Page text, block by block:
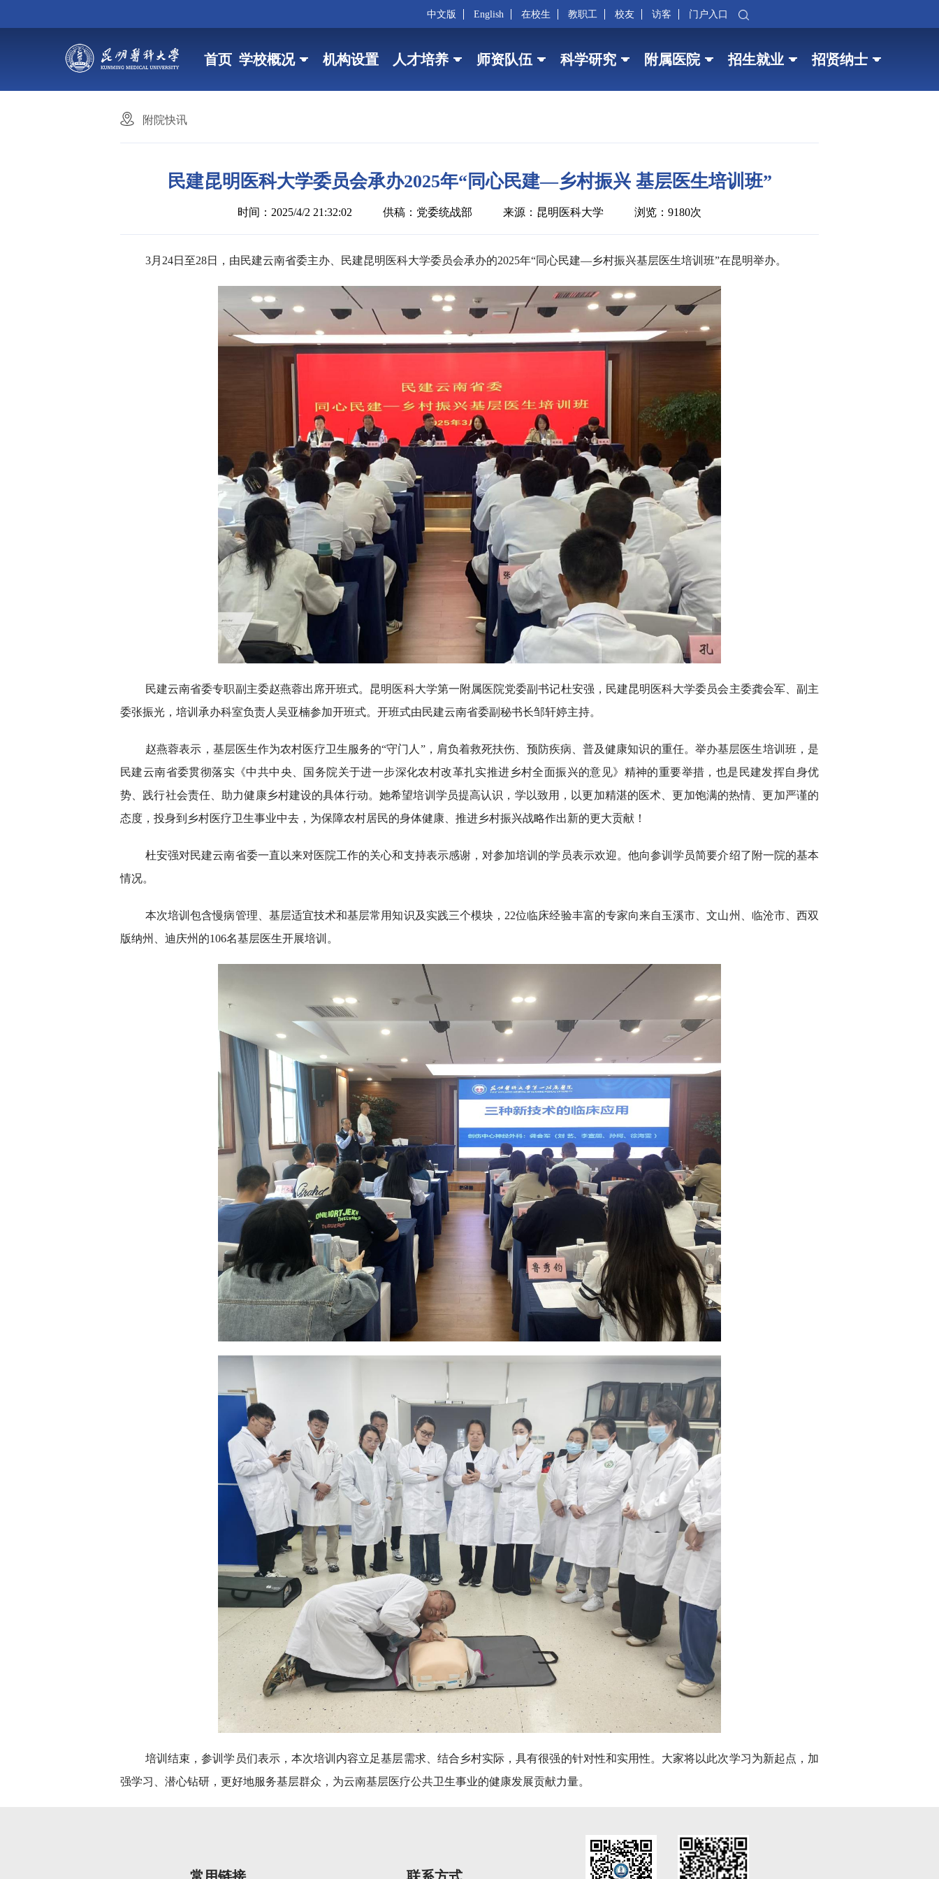
中文版 English 在校生 教职工 校友 访客 门户入口
首页 学校概况 机构设置 人才培养 师资队伍 科学研究 附属医院 招生就业 招贤纳士
附院快讯
民建昆明医科大学委员会承办2025年“同心民建—乡村振兴 基层医生培训班”
时间：2025/4/2 21:32:02 供稿：党委统战部 来源：昆明医科大学 浏览：9180次
3月24日至28日，由民建云南省委主办、民建昆明医科大学委员会承办的2025年“同心民建—乡村振兴基层医生培训班”在昆明举办。
民建云南省委专职副主委赵燕蓉出席开班式。昆明医科大学第一附属医院党委副书记杜安强，民建昆明医科大学委员会主委龚会军、副主
委张振光，培训承办科室负责人吴亚楠参加开班式。开班式由民建云南省委副秘书长邹轩婷主持。
赵燕蓉表示，基层医生作为农村医疗卫生服务的“守门人”，肩负着救死扶伤、预防疾病、普及健康知识的重任。举办基层医生培训班，是
民建云南省委贯彻落实《中共中央、国务院关于进一步深化农村改革扎实推进乡村全面振兴的意见》精神的重要举措，也是民建发挥自身优
势、践行社会责任、助力健康乡村建设的具体行动。她希望培训学员提高认识，学以致用，以更加精湛的医术、更加饱满的热情、更加严谨的
态度，投身到乡村医疗卫生事业中去，为保障农村居民的身体健康、推进乡村振兴战略作出新的更大贡献！
杜安强对民建云南省委一直以来对医院工作的关心和支持表示感谢，对参加培训的学员表示欢迎。他向参训学员简要介绍了附一院的基本
情况。
本次培训包含慢病管理、基层适宜技术和基层常用知识及实践三个模块，22位临床经验丰富的专家向来自玉溪市、文山州、临沧市、西双
版纳州、迪庆州的106名基层医生开展培训。
培训结束，参训学员们表示，本次培训内容立足基层需求、结合乡村实际，具有很强的针对性和实用性。大家将以此次学习为新起点，加
强学习、潜心钻研，更好地服务基层群众，为云南基层医疗公共卫生事业的健康发展贡献力量。